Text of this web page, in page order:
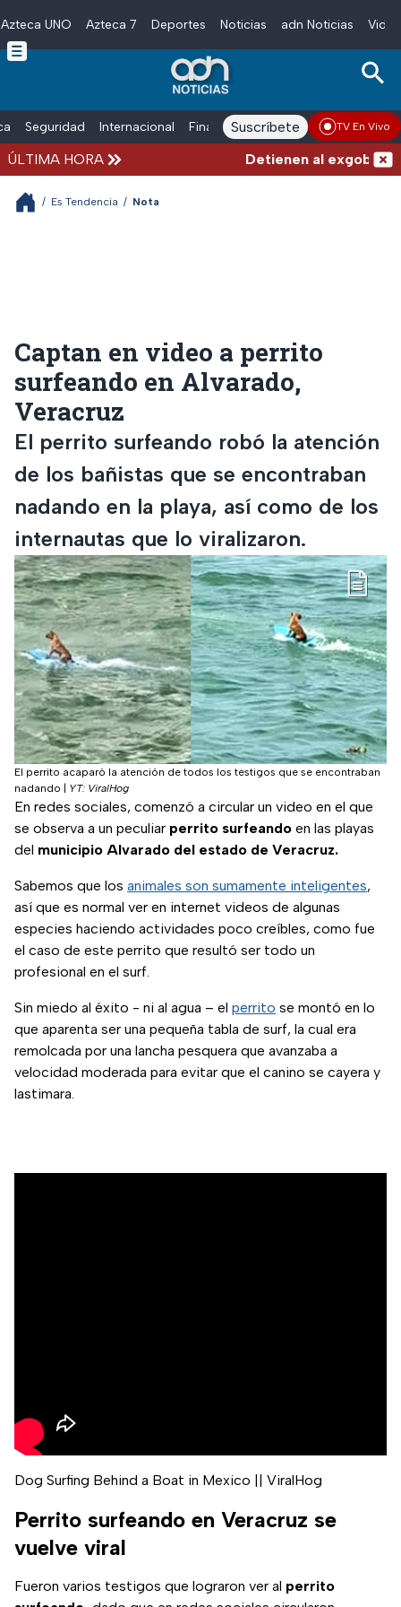
Skip to main content
Azteca UNO Azteca 7 Deportes Noticias adn Noticias
Seguridad Internacional Finanzas adn Noticias Radio
Suscríbete TV En Vivo
ÚLTIMA HORA Detienen al
/ Es Tendencia / Nota
Captan en video a perrito
surfeando en Alvarado,
Veracruz
El perrito surfeando robó la atención
de los bañistas que se encontraban
nadando en la playa, así como de los
internautas que lo viralizaron.
El perrito acaparó la atención de todos los testigos que se encontraban
nadando
YT: ViralHog
En redes sociales, comenzó a circular un video en el que
se observa a un peculiar perrito surfeando en las playas
del municipio Alvarado del estado de Veracruz.
Sabemos que los animales son sumamente inteligentes,
así que es normal ver en internet videos de algunas
especies haciendo actividades poco creíbles, como fue
el caso de este perrito que resultó ser todo un
profesional en el surf.
Sin miedo al éxito - ni al agua – el perrito se montó en lo
que aparenta ser una pequeña tabla de surf, la cual era
remolcada por una lancha pesquera que avanzaba a
velocidad moderada para evitar que el canino se cayera y
lastimara.
Dog Surfing Behind a Boat in Mexico || ViralHog
Perrito surfeando en Veracruz se
vuelve viral
Fueron varios testigos que lograron ver al perrito